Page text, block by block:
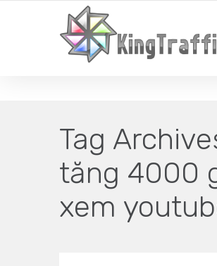
YOUR LOCAL DIGITAL MARKETING
Tag
tăng 4000
xem